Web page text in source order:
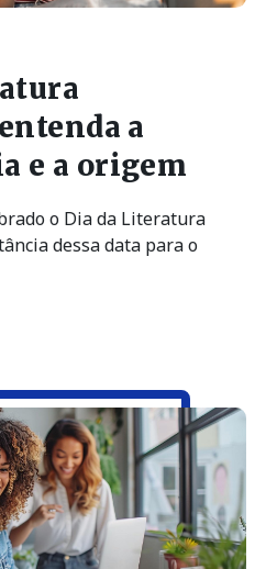
a
e a origem
o Dia da Literatura
dessa data para o